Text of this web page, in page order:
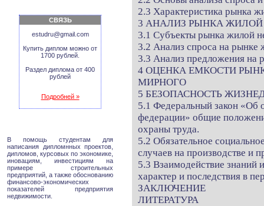
СВЯЗЬ
estudru@gmail.com
Купить диплом можно от
1700 рублей.
Раздел диплома от 400
рублей
Подробней »
В помощь студентам для
написания дипломнных проектов,
дипломов, курсовых по экономике,
иновациям, инвестициям на
примере строительных
предприятий, а также обоснованию
финансово-экономических
показателей предприятия
недвижимости.
2.3 Характеристика рынка
3 АНАЛИЗ РЫНКА
3.1 Субъекты рынка жилой
3.2 Анализ спроса на
3.3 Анализ предложения на
4 ОЦЕНКА ЕМКОСТИ
МИРНОГО
5 БЕЗОПАСНОСТЬ
5.1 Федеральный закон «Об
федерации» общие
охраны труда.
5.2 Обязательное
случаев на производстве и
5.3 Взаимодействие
характер и последствия в
ЗАКЛЮЧЕНИЕ
ЛИТЕРАТУРА